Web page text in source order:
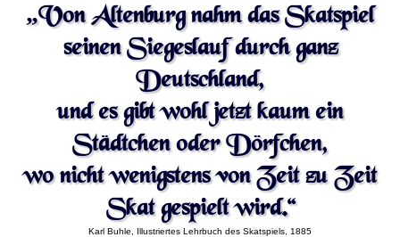
„Von Altenburg nahm das Skatspiel
seinen Siegeslauf durch ganz
Deutschland,
und es gibt wohl jetzt kaum ein
Städtchen oder Dörfchen,
wo nicht wenigstens von Zeit zu Zeit
Skat gespielt wird.“
Karl Buhle, Illustriertes Lehrbuch des Skatspiels, 1885